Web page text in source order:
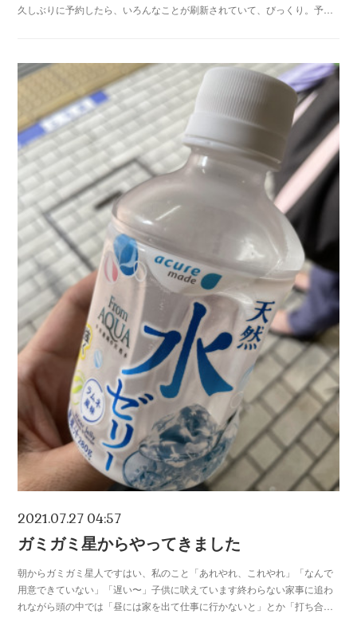
久しぶりに予約したら、いろんなことが刷新されていて、びっくり。予…
2021.07.27 04:57
ガミガミ星からやってきました
朝からガミガミ星人ですはい、私のこと「あれやれ、これやれ」「なんで
用意できていない」「遅い〜」子供に吠えています終わらない家事に追わ
れながら頭の中では「昼には家を出て仕事に行かないと」とか「打ち合…